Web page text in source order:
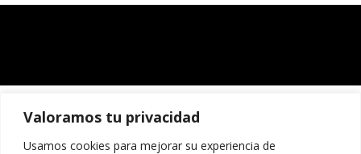
Valoramos tu privacidad
Usamos cookies para mejorar su experiencia de